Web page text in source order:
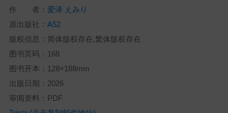
作 者： 爱泽 えみり
原出版社： A52
版权信息：简体版权存在,繁体版权存在
图书页码：168
图书开本：128×188mm
出版日期：2026
审阅资料：PDF